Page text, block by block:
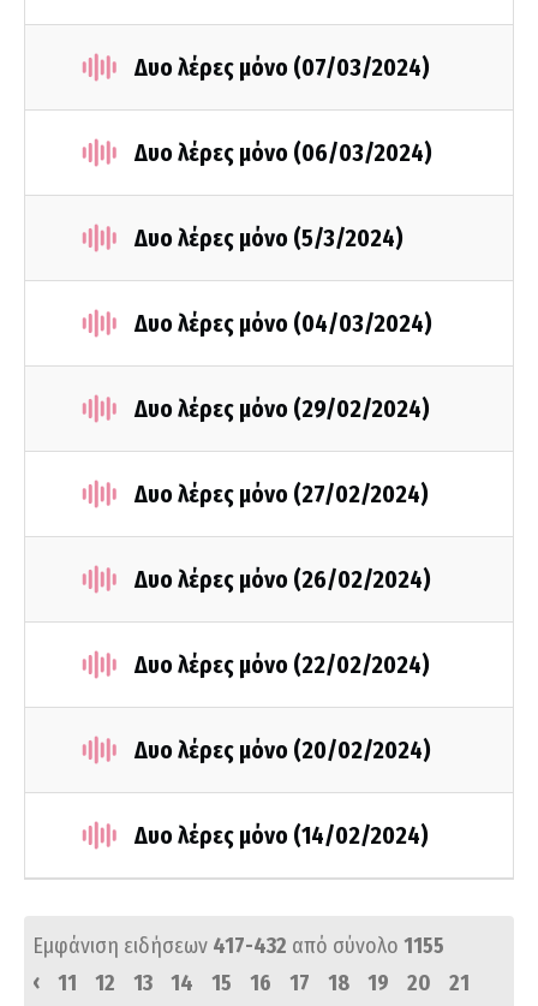
Δυο λέρες μόνο (07/03/2024)
Δυο λέρες μόνο (06/03/2024)
Δυο λέρες μόνο (5/3/2024)
Δυο λέρες μόνο (04/03/2024)
Δυο λέρες μόνο (29/02/2024)
Δυο λέρες μόνο (27/02/2024)
Δυο λέρες μόνο (26/02/2024)
Δυο λέρες μόνο (22/02/2024)
Δυο λέρες μόνο (20/02/2024)
Δυο λέρες μόνο (14/02/2024)
Εμφάνιση ειδήσεων 417-432 από σύνολο 1155
‹
11 12 13 14 15 16 17 18 19 20
21